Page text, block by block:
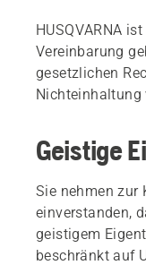
HUSQVARNA
Vereinbarung
gesetzlichen
Nichteinhaltung
Geistige
Sie nehmen zur
einverstanden,
geistigem
beschränkt auf